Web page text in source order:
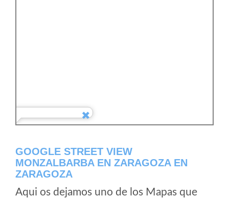
GOOGLE STREET VIEW
MONZALBARBA EN ZARAGOZA EN
ZARAGOZA
Aqui os dejamos uno de los Mapas que